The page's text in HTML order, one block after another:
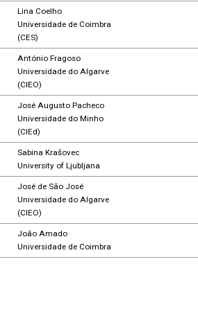
Lina Coelho
Universidade de Coimbra
(CES)
António Fragoso
Universidade do Algarve
(CIEO)
José Augusto Pacheco
Universidade do Minho
(CIEd)
Sabina Krašovec
University of Ljubljana
José de São José
Universidade do Algarve
(CIEO)
João Amado
Universidade de Coimbra